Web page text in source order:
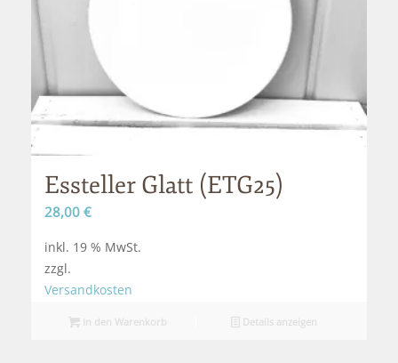
Essteller Glatt (ETG25)
28,00 €
inkl. 19 % MwSt.
zzgl.
Versandkosten
In den Warenkorb Details anzeigen